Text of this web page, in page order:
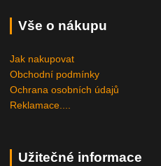
Vše o nákupu
Jak nakupovat
Obchodní podmínky
Ochrana osobních údajů
Reklamace....
Užitečné informace